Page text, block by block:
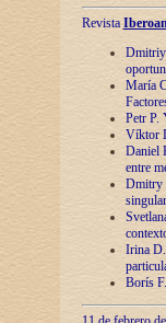
Revista
Dmitriy
María
Petr P.
Víktor
Daniel
entre
Dmitry
Irina
Borís